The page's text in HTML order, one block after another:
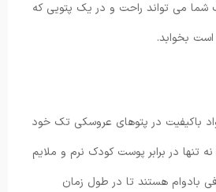
می تواند راحت و در یک پتویی که
بخوابد.
باکیفیت در پتوهای عروسکی تک خود
تنها در برابر پوست کودک نرم و ملایم
بادوام هستند تا در طول زمان